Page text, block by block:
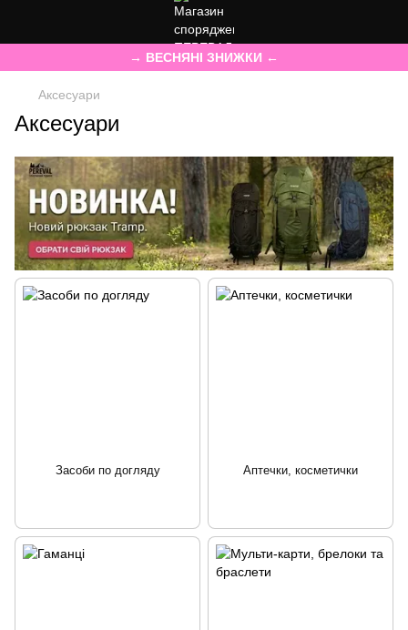
→ ВЕСНЯНІ ЗНИЖКИ ←
Аксесуари
Аксесуари
Засоби по догляду Аптечки, косметички